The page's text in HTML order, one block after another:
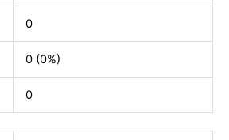
0
0 (0%)
0